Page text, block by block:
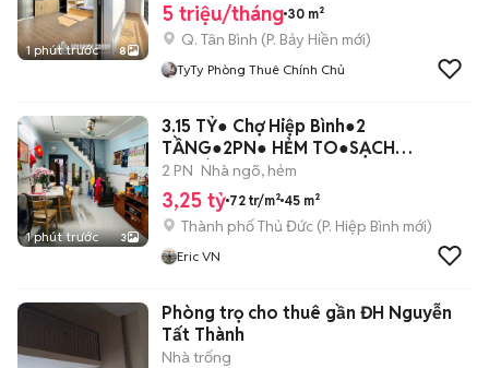
1 phút trước 8
5 triệu/tháng 30 m²
Q. Tân Bình (P. Bảy Hiền mới)
TyTy Phòng Thuê Chính Chủ
1 phút trước 3
3.15 TỶ● Chợ Hiệp Bình●2
TẦNG●2PN● HẺM TO●SẠCH
THOÁNG
2 PN Nhà ngõ, hẻm
3,25 tỷ 72 tr/m² 45 m²
Thành phố Thủ Đức (P. Hiệp Bình mới)
Eric VN
Phòng trọ cho thuê gần ĐH Nguyễn
Tất Thành
Nhà trống